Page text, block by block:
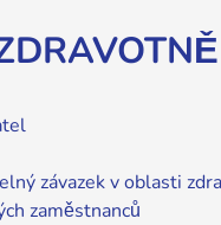
závazek v oblasti
zaměstnanců